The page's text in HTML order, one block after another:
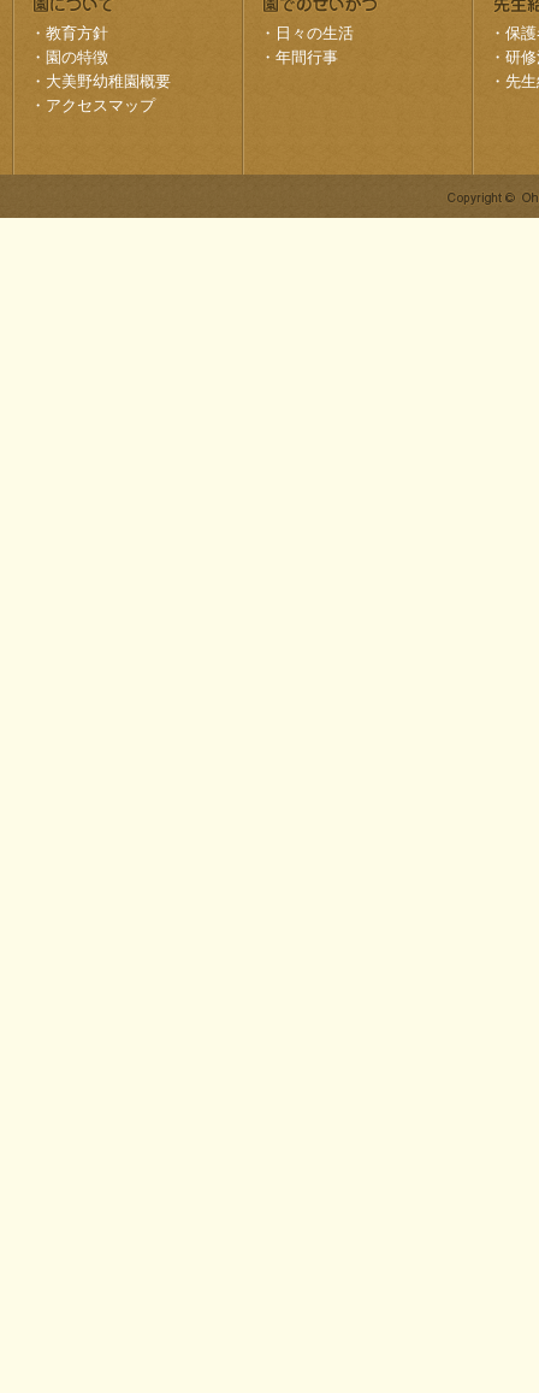
・ 教育方針
・ 園の特徴
・ 大美野幼稚園概要
・ アクセスマップ
・ 日々の生活
・ 年間行事
・ 保
・ 研
・ 先